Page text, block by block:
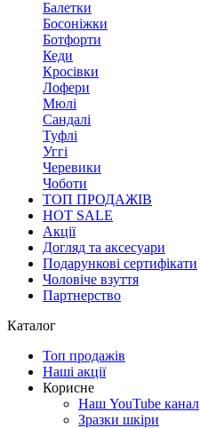
Балетки
Босоніжки
Ботфорти
Кеди
Кросівки
Лофери
Мюлі
Сандалі
Туфлі
Уггі
Черевики
Чоботи
ТОП ПРОДАЖІВ
HOT SALE
Акції
Догляд та аксесуари
Подарункові сертифікати
Чоловіче взуття
Партнерство
Каталог
Топ продажів
Наші акції
Корисне
Наш YouTube канал
Зразки шкіри